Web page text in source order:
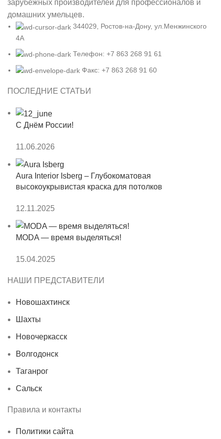
зарубежных производителей для профессионалов и
домашних умельцев.
344029, Ростов-на-Дону, ул.Менжинского
4А
Телефон: +7 863 268 91 61
Факс: +7 863 268 91 60
ПОСЛЕДНИЕ СТАТЬИ
С Днём России!
11.06.2026
Aura Interior Isberg – Глубокоматовая
высокоукрывистая краска для потолков
12.11.2025
MODA — время выделяться!
15.04.2025
НАШИ ПРЕДСТАВИТЕЛИ
Новошахтинск
Шахты
Новочеркасск
Волгодонск
Таганрог
Сальск
Правила и контакты
Политики сайта